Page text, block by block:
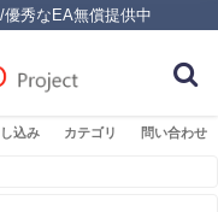
秀なEA無償提供中
込み カテゴリ 問い合わせ